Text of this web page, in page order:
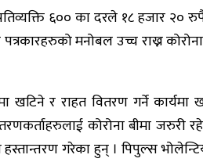
६०० का दरले १८ हजार
पत्रकारहरुको मनोबल उच्च राख्न
खटिने र राहत वितरण गर्ने
कोरोना बीमा
गरेका हुन् । पिपुल्स